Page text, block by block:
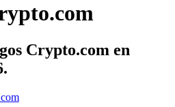
Crypto.com en